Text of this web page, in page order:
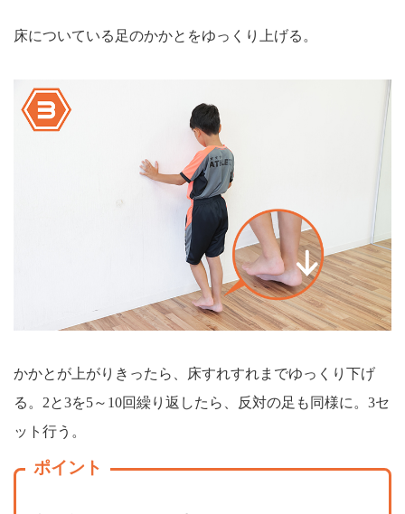
床についている足のかかとをゆっくり上げる。
かかとが上がりきったら、床すれすれまでゆっくり下げ
る。2と3を5～10回繰り返したら、反対の足も同様に。3セ
ット行う。
ポイント